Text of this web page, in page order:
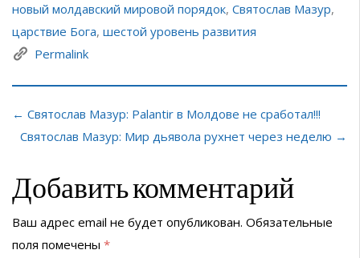
новый молдавский мировой порядок, Святослав Мазур,
царствие Бога, шестой уровень развития
Permalink
← Святослав Мазур: Palantir в Молдове не сработал!!!
Святослав Мазур: Мир дьявола рухнет через неделю →
Добавить комментарий
Ваш адрес email не будет опубликован. Обязательные
поля помечены *